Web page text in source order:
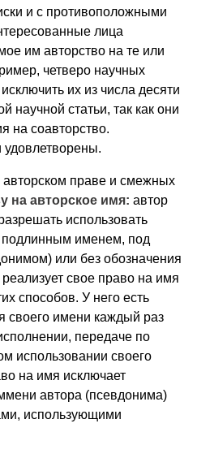
и с противоположными
ли­ца
им авторство на те или
четверо научных
их из числа десяти
научной статьи, так как они
на соав­торство.
праве и смежных
на авторское имя: автор
использовать
под­линным именем, под
или без обозначения
свое право на имя
способов. У него есть
своего имени каждый раз
передаче по
использовании своего
на имя ис­ключает
автора (псевдонима)
использующими